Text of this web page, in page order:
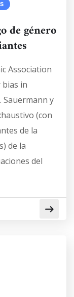
de género
Association
bias in
Sauermann y
(con
de la
de la
del